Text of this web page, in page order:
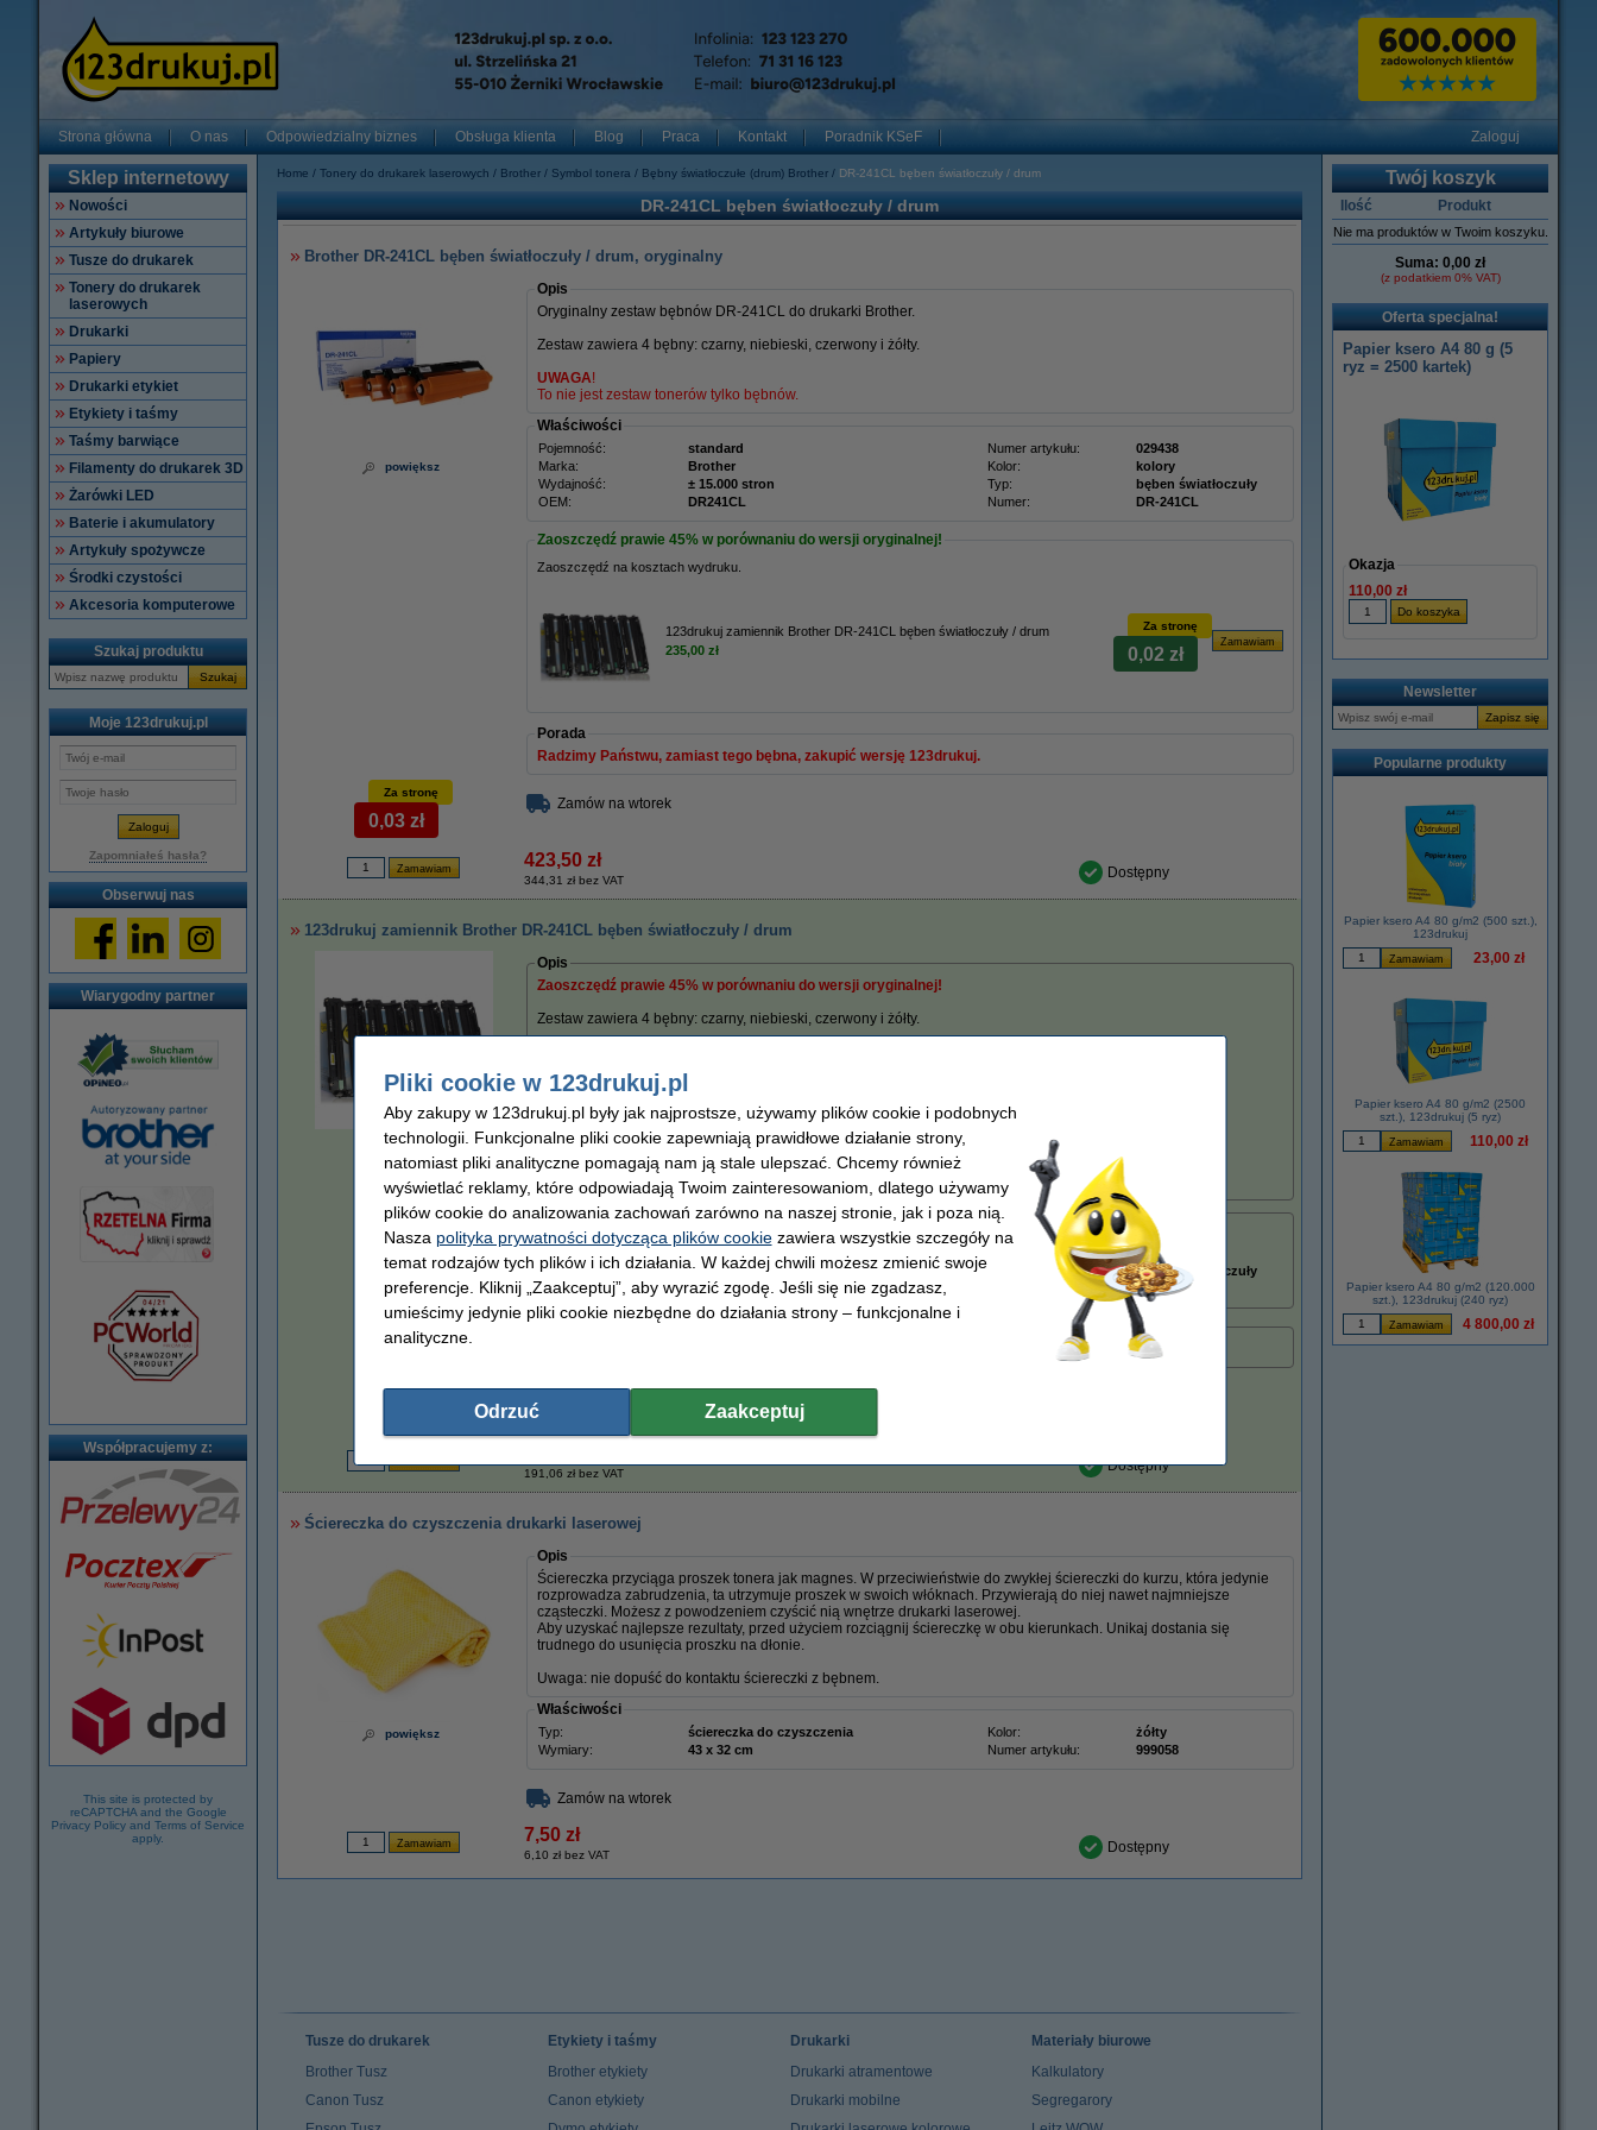
Strona główna O nas Odpowiedzialny biznes Obsługa klienta Blog Praca Kontakt Poradnik KSeF Zaloguj
Sklep internetowy
Nowości
Artykuły biurowe
Tusze do drukarek
Tonery do drukarek
laserowych
Drukarki
Papiery
Drukarki etykiet
Etykiety i taśmy
Taśmy barwiące
Filamenty do drukarek 3D
Żarówki LED
Baterie i akumulatory
Artykuły spożywcze
Środki czystości
Akcesoria komputerowe
Szukaj produktu
Szukaj
Moje 123drukuj.pl
Zapomniałeś hasła?
Obserwuj nas
Wiarygodny partner
Współpracujemy z:
This site is protected by
reCAPTCHA and the Google
Privacy Policy and Terms of Service
apply.
Home Tonery do drukarek laserowych Brother Symbol tonera Bębny światłoczułe (drum) Brother DR-241CL bęben światłoczuły / drum
DR-241CL bęben światłoczuły / drum
Brother DR-241CL bęben światłoczuły / drum, oryginalny
powiększ
Opis
Oryginalny zestaw bębnów DR-241CL do drukarki Brother.
Zestaw zawiera 4 bębny: czarny, niebieski, czerwony i żółty.
UWAGA!
To nie jest zestaw tonerów tylko bębnów.
Właściwości
Pojemność: standard Numer artykułu:
029438
Marka:
Brother Kolor:
kolory
Wydajność:
± 15.000 stron Typ:
bęben światłoczuły
OEM:
DR241CL Numer: DR-241CL
Zaoszczędź prawie 45% w porównaniu do wersji oryginalnej!
Zaoszczędź na kosztach wydruku.
123drukuj zamiennik Brother DR-241CL bęben światłoczuły / drum
235,00 zł
Za stronę
0,02 zł
Porada
Radzimy Państwu, zamiast tego bębna, zakupić wersję 123drukuj.
Za stronę
0,03 zł
Zamów na wtorek
423,50 zł
344,31 zł bez VAT Dostępny
123drukuj zamiennik Brother DR-241CL bęben światłoczuły / drum
powiększ
Opis
Zaoszczędź prawie 45% w porównaniu do wersji oryginalnej!
Zestaw zawiera 4 bębny: czarny, niebieski, czerwony i żółty.
a
Uwaga: nie jest to toner, ale bęben.
Bęben wytwarza wydruk wraz z tonerem (zależnie od drukarki: TN-241, TN-242, TN-245 lub TN-246).
Oczywiście także na ten produkt 123drukuj dajemy 100% gwarancję.
Właściwości
Pojemność: standard Numer artykułu:
051232
123drukuj
kolory
Wydajność:
± 15.000 stron
bęben światłoczuły
OEM:
DR241CL DR-241CL
Radzimy Państwu zakupić ten bęben (wersję 123drukuj) zamiast bębna Brother.
191,06 zł bez VAT Dostępny
Ściereczka do czyszczenia drukarki laserowej
powiększ
Opis
Ściereczka przyciąga proszek tonera jak magnes. W przeciwieństwie do zwykłej ściereczki do kurzu, która jedynie
rozprowadza zabrudzenia, ta utrzymuje proszek w swoich włóknach. Przywierają do niej nawet najmniejsze
cząsteczki. Możesz z powodzeniem czyścić nią wnętrze drukarki laserowej.
Aby uzyskać najlepsze rezultaty, przed użyciem rozciągnij ściereczkę w obu kierunkach. Unikaj dostania się
trudnego do usunięcia proszku na dłonie.
Uwaga: nie dopuść do kontaktu ściereczki z bębnem.
Właściwości
Typ: ściereczka do czyszczenia Kolor:
żółty
Wymiary:
43 x 32 cm Numer artykułu: 999058
Zamów na wtorek
7,50 zł
6,10 zł bez VAT Dostępny
Twój koszyk
Ilość Produkt
Nie ma produktów w Twoim koszyku.
Suma: 0,00 zł
(z podatkiem 0% VAT)
Oferta specjalna!
Papier ksero A4 80 g (5
ryz = 2500 kartek)
Okazja
110,00 zł
Newsletter
Popularne produkty
Papier ksero A4 80 g/m2 (500 szt.),
123drukuj
23,00 zł
Papier ksero A4 80 g/m2 (2500
szt.), 123drukuj (5 ryz)
110,00 zł
Papier ksero A4 80 g/m2 (120.000
szt.), 123drukuj (240 ryz)
4 800,00 zł
Tusze do drukarek
Brother Tusz
Canon Tusz
Etykiety i taśmy
Brother etykiety
Canon etykiety
Drukarki
Drukarki atramentowe
Drukarki mobilne
Materiały biurowe
Kalkulatory
Segregarory
Pliki cookie w 123drukuj.pl
Aby zakupy w 123drukuj.pl były jak najprostsze, używamy plików cookie i podobnych
technologii. Funkcjonalne pliki cookie zapewniają prawidłowe działanie strony,
natomiast pliki analityczne pomagają nam ją stale ulepszać. Chcemy również
wyświetlać reklamy, które odpowiadają Twoim zainteresowaniom, dlatego używamy
plików cookie do analizowania zachowań zarówno na naszej stronie, jak i poza nią.
Nasza polityka prywatności dotycząca plików cookiezawiera wszystkie szczegóły na
temat rodzajów tych plików i ich działania. W każdej chwili możesz zmienić swoje
preferencje. Kliknij „Zaakceptuj”, aby wyrazić zgodę. Jeśli się nie zgadzasz,
umieścimy jedynie pliki cookie niezbędne do działania strony – funkcjonalne i
analityczne.
Odrzuć Zaakceptuj